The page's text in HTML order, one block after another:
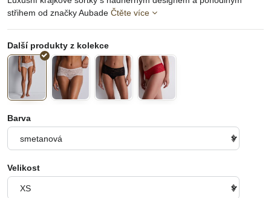
střihem od značky Aubade Čtěte více
Barva
Velikost